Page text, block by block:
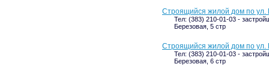
Строящийся жилой дом по ул.
Тел: (383) 210-01-03 -
Березовая, 5 стр
Строящийся жилой дом по ул.
Тел: (383) 210-01-03 -
Березовая, 6 стр